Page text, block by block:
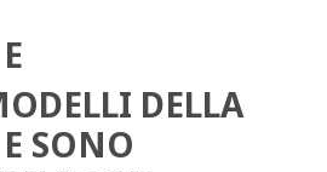
DELLA
SONO